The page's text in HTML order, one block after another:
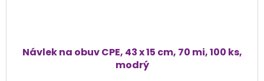
Návlek na obuv CPE, 43 x 15 cm, 70 mi, 100 ks,
modrý